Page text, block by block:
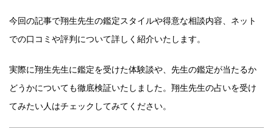
今回の記事で翔生先生の鑑定スタイルや得意な相談内容、ネット
での口コミや評判について詳しく紹介いたします。
実際に翔生先生に鑑定を受けた体験談や、先生の鑑定が当たるか
どうかについても徹底検証いたしました。翔生先生の占いを受け
てみたい人はチェックしてみてください。